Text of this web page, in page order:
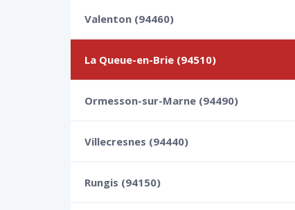
Valenton (94460)
La Queue-en-Brie (94510)
Ormesson-sur-Marne (94490)
Villecresnes (94440)
Rungis (94150)